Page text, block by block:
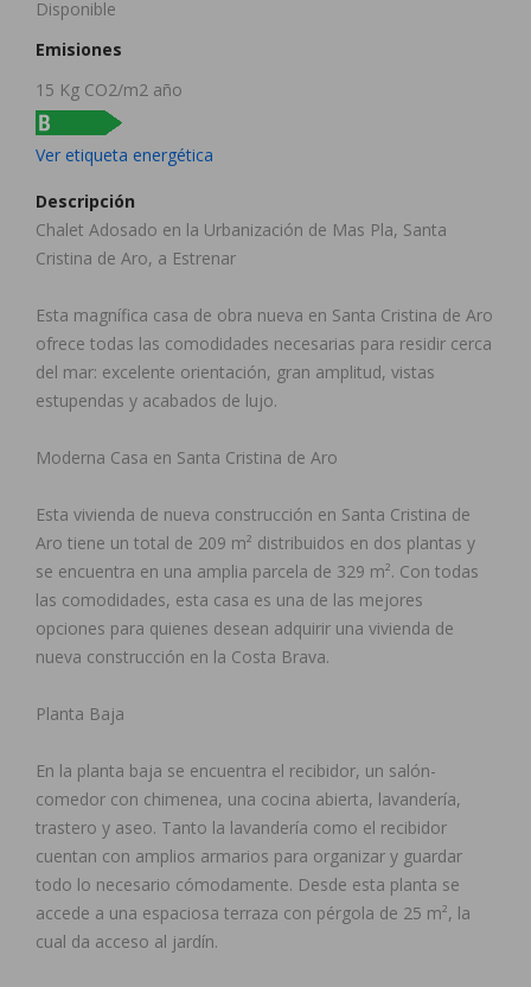
Disponible
Emisiones
15 Kg CO2/m2 año
Ver etiqueta energética
Descripción
Chalet Adosado en la Urbanización de Mas Pla, Santa
Cristina de Aro, a Estrenar
Esta magnífica casa de obra nueva en Santa Cristina de Aro
ofrece todas las comodidades necesarias para residir cerca
del mar: excelente orientación, gran amplitud, vistas
estupendas y acabados de lujo.
Moderna Casa en Santa Cristina de Aro
Esta vivienda de nueva construcción en Santa Cristina de
Aro tiene un total de 209 m² distribuidos en dos plantas y
se encuentra en una amplia parcela de 329 m². Con todas
las comodidades, esta casa es una de las mejores
opciones para quienes desean adquirir una vivienda de
nueva construcción en la Costa Brava.
Planta Baja
En la planta baja se encuentra el recibidor, un salón-
comedor con chimenea, una cocina abierta, lavandería,
trastero y aseo. Tanto la lavandería como el recibidor
cuentan con amplios armarios para organizar y guardar
todo lo necesario cómodamente. Desde esta planta se
accede a una espaciosa terraza con pérgola de 25 m², la
cual da acceso al jardín.